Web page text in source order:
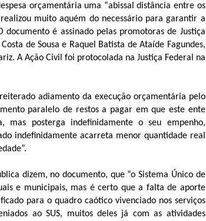
orçamentária uma “abissal distância entre os
muito aquém do necessário para garantir a
é assinado pelas promotoras de Justiça
de Sousa e Raquel Batista de Ataíde Fagundes,
A Ação Civil foi protocolada na Justiça Federal na
adiamento da execução orçamentária pelo
paralelo de restos a pagar em que este ente
mas posterga indefinidamente o seu empenho,
indefinidamente acarreta menor quantidade real
dizem, no documento, que “o Sistema Único de
e municipais, mas é certo que a falta de aporte
para o quadro caótico vivenciado nos serviços
ao SUS, muitos deles já com as atividades